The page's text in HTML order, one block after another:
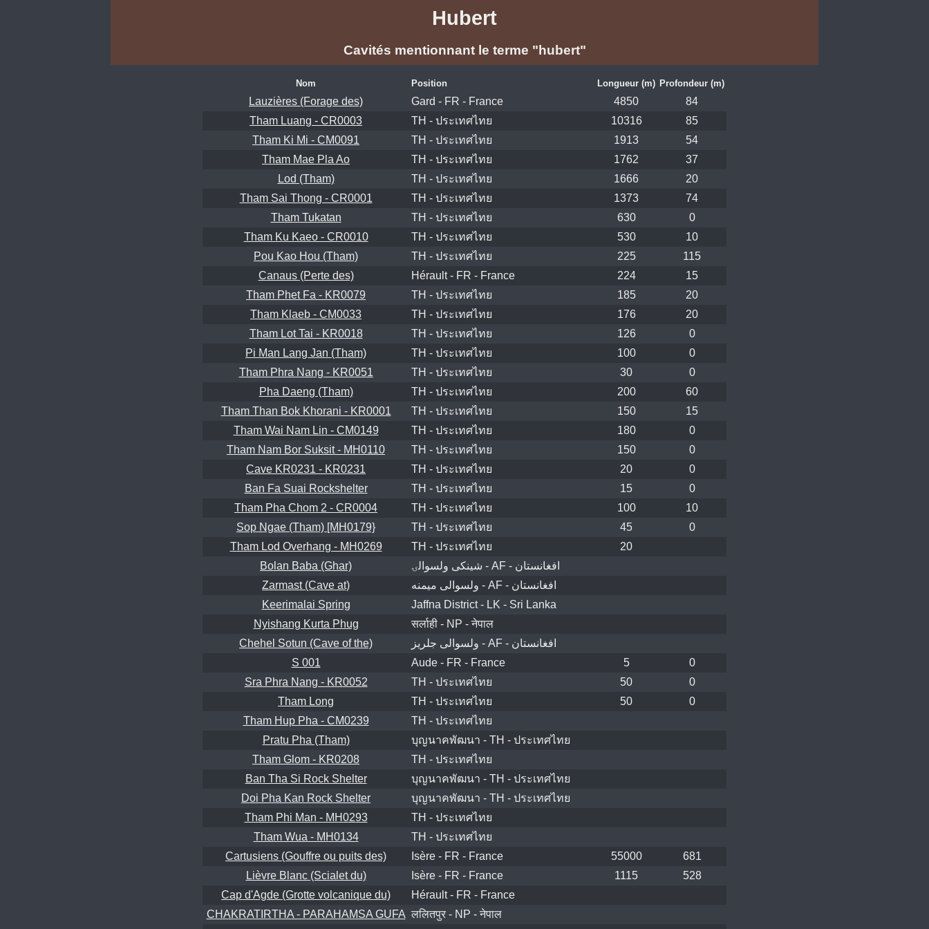
Hubert
Cavités mentionnant le terme "hubert"
Nom Position Longueur (m) Profondeur (m)
Lauzières (Forage des) Gard - FR - France 4850
84
Tham Luang - CR0003
TH - ประเทศไทย 10316
85
Tham Ki Mi - CM0091
TH - ประเทศไทย 1913
54
Tham Mae Pla Ao
TH - ประเทศไทย 1762
37
Lod (Tham)
TH - ประเทศไทย 1666
20
Tham Sai Thong - CR0001
TH - ประเทศไทย 1373
74
Tham Tukatan
TH - ประเทศไทย 630
0
Tham Ku Kaeo - CR0010
TH - ประเทศไทย 530
10
Pou Kao Hou (Tham)
TH - ประเทศไทย 225
115
Canaus (Perte des)
Hérault - FR - France 224
15
Tham Phet Fa - KR0079
TH - ประเทศไทย 185
20
Tham Klaeb - CM0033
TH - ประเทศไทย 176
20
Tham Lot Tai - KR0018
TH - ประเทศไทย 126
0
Pi Man Lang Jan (Tham)
TH - ประเทศไทย 100
0
Tham Phra Nang - KR0051
TH - ประเทศไทย 30
0
Pha Daeng (Tham)
TH - ประเทศไทย 200
60
Tham Than Bok Khorani - KR0001
TH - ประเทศไทย 150
15
Tham Wai Nam Lin - CM0149
TH - ประเทศไทย 180
0
Tham Nam Bor Suksit - MH0110
TH - ประเทศไทย 150
0
Cave KR0231 - KR0231
TH - ประเทศไทย 20
0
Ban Fa Suai Rockshelter
TH - ประเทศไทย 15
0
Tham Pha Chom 2 - CR0004
TH - ประเทศไทย 100
10
Sop Ngae (Tham) [MH0179}
TH - ประเทศไทย 45
0
Tham Lod Overhang - MH0269
TH - ประเทศไทย
20
Bolan Baba (Ghar)
شينکی ولسوالۍ - AF - افغانستان
Zarmast (Cave at)
ولسوالی ميمنه - AF - افغانستان
Keerimalai Spring
Jaffna District - LK - Sri Lanka
Nyishang Kurta Phug
सर्लाही - NP - नेपाल
Chehel Sotun (Cave of the)
ولسوالی جلریز - AF - افغانستان
S 001
Aude - FR - France 5
0
Sra Phra Nang - KR0052
TH - ประเทศไทย 50
0
Tham Long
TH - ประเทศไทย 50
0
Tham Hup Pha - CM0239
TH - ประเทศไทย
Pratu Pha (Tham)
บุญนาคพัฒนา - TH - ประเทศไทย
Tham Glom - KR0208
TH - ประเทศไทย
Ban Tha Si Rock Shelter
บุญนาคพัฒนา - TH - ประเทศไทย
Doi Pha Kan Rock Shelter
บุญนาคพัฒนา - TH - ประเทศไทย
Tham Phi Man - MH0293
TH - ประเทศไทย
Tham Wua - MH0134
TH - ประเทศไทย
Cartusiens (Gouffre ou puits des)
Isère - FR - France 55000
681
Lièvre Blanc (Scialet du)
Isère - FR - France 1115
528
Cap d'Agde (Grotte volcanique du)
Hérault - FR - France
CHAKRATIRTHA - PARAHAMSA GUFA ललितपुर - NP - नेपाल